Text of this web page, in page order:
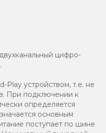
цифро-
Play устройством, т.е. не
При подключении к
определяется
основным
поступает по шине